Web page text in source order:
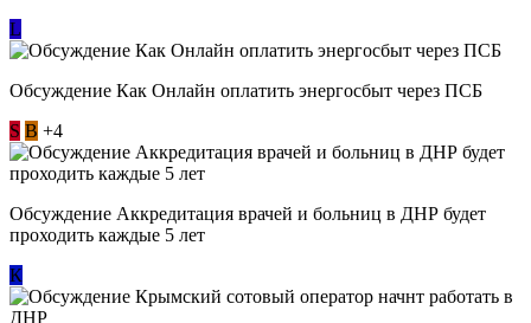
L
Обсуждение ​Как Онлайн оплатить энергосбыт через ПСБ
S В +4
Обсуждение Аккредитация врачей и больниц в ДНР будет
проходить каждые 5 лет
К